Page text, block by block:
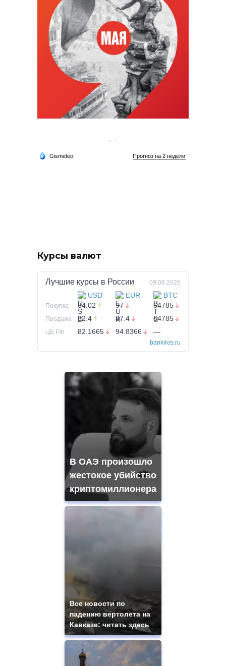
Курсы валют
Лучшие курсы в России 09.08.2026
USD EUR BTC
Покупка 84.02 97 64785
Продажа 82.4 87.4 64785
ЦБ РФ 82.1665 94.8366 —
bankiros.ru
В ОАЭ произошло
жестокое убийство
криптомиллионера
Все новости по
падению вертолета на
Кавказе: читать здесь